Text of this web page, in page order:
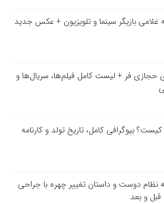
غلامی بازیگر سینما و تلویزیون + عکس جدید
حجازی فر + لیست کامل فیلم‌ها، سریال‌ها و
بیوگرافی کامل، تاریخ تولد و کارنامه
نظام دوست و داستان تغییر چهره با جراحی
و بعد